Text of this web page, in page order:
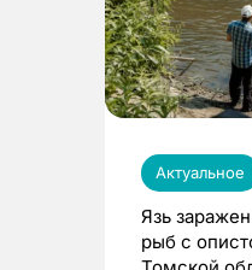
Актуальное
Язь
рыб с